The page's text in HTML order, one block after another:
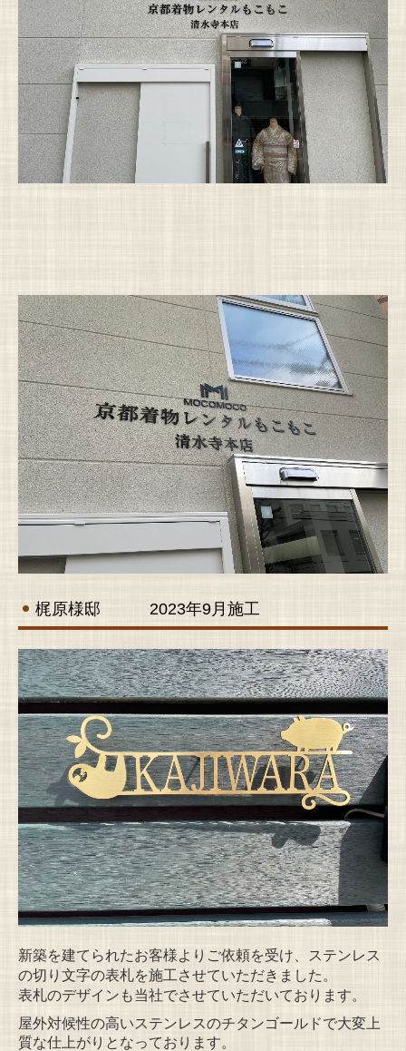
梶原様邸 2023年9月施工
新築を建てられたお客様よりご依頼を受け、ステンレス
の切り文字の表札を施工させていただきました。
表札のデザインも当社でさせていただいております。
屋外対候性の高いステンレスのチタンゴールドで大変上
質な仕上がりとなっております。